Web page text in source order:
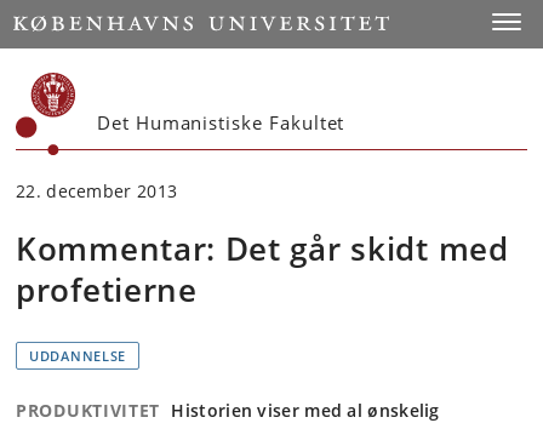
Start
Det Humanistiske Fakultet
22. december 2013
Kommentar: Det går skidt med
profetierne
UDDANNELSE
PRODUKTIVITET Historien viser med al ønskelig